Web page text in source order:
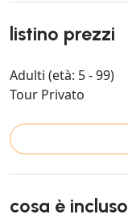
listino prezzi
Adulti (età: 5 - 99)
Tour Privato
cosa è incluso